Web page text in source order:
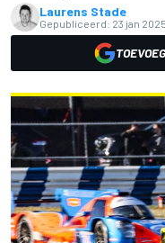
Laurens Stade
Gepubliceerd: 23 jan